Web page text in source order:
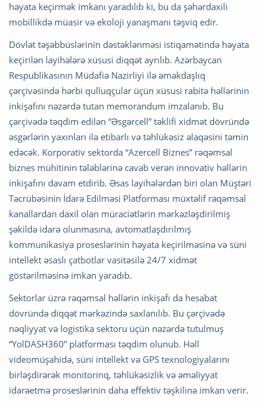
həyata keçirmək imkanı yaradılıb ki, bu da şəhərdaxili
mobillikdə müasir və ekoloji yanaşmanı təşviq edir.
Dövlət təşəbbüslərinin dəstəklənməsi istiqamətində həyata
keçirilən layihələrə xüsusi diqqət ayrılıb. Azərbaycan
Respublikasının Müdafiə Nazirliyi ilə əməkdaşlıq
çərçivəsində hərbi qulluqçular üçün xüsusi rabitə həllərinin
inkişafını nəzərdə tutan memorandum imzalanıb. Bu
çərçivədə təqdim edilən “Əsgərcell” təklifi xidmət dövründə
əsgərlərin yaxınları ilə etibarlı və təhlükəsiz əlaqəsini təmin
edəcək. Korporativ sektorda “Azercell Biznes” rəqəmsal
biznes mühitinin tələblərinə cavab verən innovativ həllərin
inkişafını davam etdirib. Əsas layihələrdən biri olan Müştəri
Təcrübəsinin İdarə Edilməsi Platforması müxtəlif rəqəmsal
kanallardan daxil olan müraciətlərin mərkəzləşdirilmiş
şəkildə idarə olunmasına, avtomatlaşdırılmış
kommunikasiya proseslərinin həyata keçirilməsinə və süni
intellekt əsaslı çatbotlar vasitəsilə 24/7 xidmət
göstərilməsinə imkan yaradıb.
Sektorlar üzrə rəqəmsal həllərin inkişafı da hesabat
dövründə diqqət mərkəzində saxlanılıb. Bu çərçivədə
nəqliyyat və logistika sektoru üçün nəzərdə tutulmuş
“YolDASH360” platforması təqdim olunub. Həll
videomüşahidə, süni intellekt və GPS texnologiyalarını
birləşdirərək monitorinq, təhlükəsizlik və əməliyyat
idarəetmə proseslərinin daha effektiv təşkilinə imkan verir.